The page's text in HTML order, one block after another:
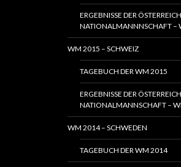
ERGEBNISSE DER
NATIONALMANNNSCHAFT –
WM 2015 – SCHWEIZ
TAGEBUCH DER WM 2015
ERGEBNISSE DER
NATIONALMANNSCHAFT –
WM 2014 – SCHWEDEN
TAGEBUCH DER WM 2014